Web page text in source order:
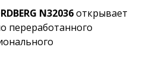
N32036открывает
переработанного